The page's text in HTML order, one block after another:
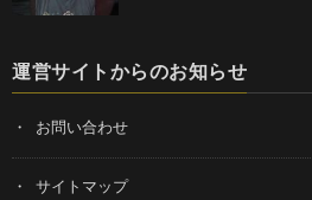
運営サイトからのお知らせ
お問い合わせ
サイトマップ